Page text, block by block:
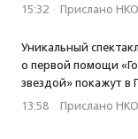
15:32 · Прислано НКО
Уникальный
о первой помощи
звездой» покажут в
13:58 · Прислано НКО